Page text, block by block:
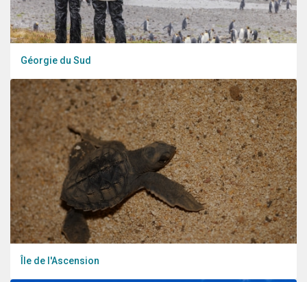
Géorgie du Sud
Île de l'Ascension